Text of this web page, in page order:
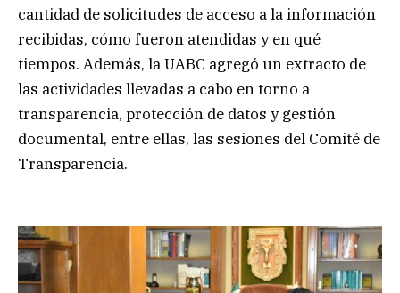
cantidad de solicitudes de acceso a la información
recibidas, cómo fueron atendidas y en qué
tiempos. Además, la UABC agregó un extracto de
las actividades llevadas a cabo en torno a
transparencia, protección de datos y gestión
documental, entre ellas, las sesiones del Comité de
Transparencia.